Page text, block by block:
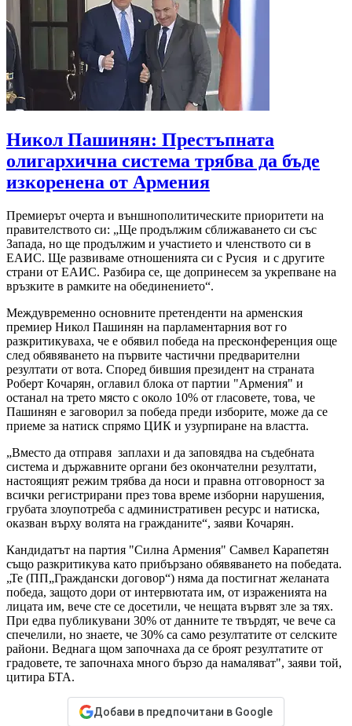
Никол Пашинян: Престъпната
олигархична система трябва да бъде
изкоренена от Армения
Премиерът очерта и външнополитическите приоритети на
правителството си: „Ще продължим сближаването си със
Запада, но ще продължим и участието и членството си в
ЕАИС. Ще развиваме отношенията си с Русия и с другите
страни от ЕАИС. Разбира се, ще допринесем за укрепване на
връзките в рамките на обединението“.
Междувременно основните претенденти на арменския
премиер Никол Пашинян на парламентарния вот го
разкритикуваха, че е обявил победа на пресконференция още
след обявяването на първите частични предварителни
резултати от вота. Според бившия президент на страната
Роберт Кочарян, оглавил блока от партии "Армения" и
останал на трето място с около 10% от гласовете, това, че
Пашинян е заговорил за победа преди изборите, може да се
приеме за натиск спрямо ЦИК и узурпиране на властта.
„Вместо да отправя заплахи и да заповядва на съдебната
система и държавните органи без окончателни резултати,
настоящият режим трябва да носи и правна отговорност за
всички регистрирани през това време изборни нарушения,
грубата злоупотреба с административен ресурс и натиска,
оказван върху волята на гражданите“, заяви Кочарян.
Кандидатът на партия "Силна Армения" Самвел Карапетян
също разкритикува като прибързано обявяването на победата.
„Те (ПП„Граждански договор“) няма да постигнат желаната
победа, защото дори от интервютата им, от израженията на
лицата им, вече сте се досетили, че нещата вървят зле за тях.
При едва публикувани 30% от данните те твърдят, че вече са
спечелили, но знаете, че 30% са само резултатите от селските
райони. Веднага щом започнаха да се броят резултатите от
градовете, те започнаха много бързо да намаляват", заяви той,
цитира БТА.
Добави в предпочитани в Google